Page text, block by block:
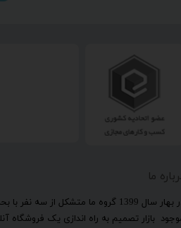
ما
​در بهار سال 1399 گروه ما متشکل از
بازار تصمیم به راه اندازی یک فروشگاه